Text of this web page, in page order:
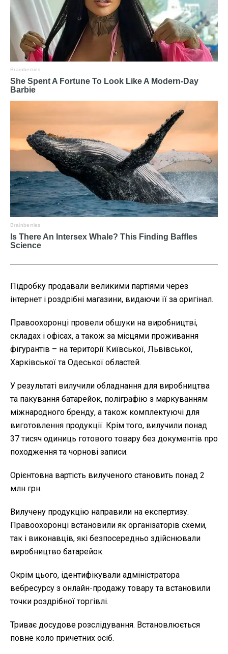
Підробку продавали великими партіями через
інтернет і роздрібні магазини, видаючи її за оригінал.
Правоохоронці провели обшуки на виробництві,
складах і офісах, а також за місцями проживання
фігурантів – на території Київської, Львівської,
Харківської та Одеської областей.
У результаті вилучили обладнання для виробництва
та пакування батарейок, поліграфію з маркуванням
міжнародного бренду, а також комплектуючі для
виготовлення продукції. Крім того, вилучили понад
37 тисяч одиниць готового товару без документів про
походження та чорнові записи.
Орієнтовна вартість вилученого становить понад 2
млн грн.
Вилучену продукцію направили на експертизу.
Правоохоронці встановили як організаторів схеми,
так і виконавців, які безпосередньо здійснювали
виробництво батарейок.
Окрім цього, ідентифікували адміністратора
вебресурсу з онлайн-продажу товару та встановили
точки роздрібної торгівлі.
Триває досудове розслідування. Встановлюється
повне коло причетних осіб.